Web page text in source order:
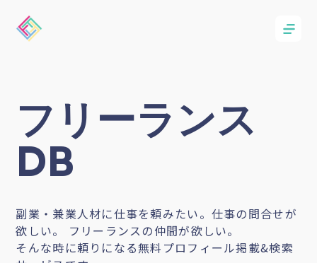
フリーランス
DB
副業・兼業人材に仕事を頼みたい。仕事の問合せが
欲しい。 フリーランスの仲間が欲しい。
そんな時に頼りになる無料プロフィール掲載&検索